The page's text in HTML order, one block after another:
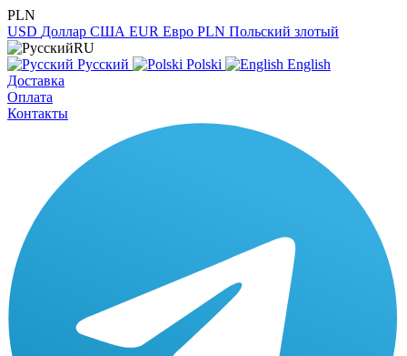
PLN
USD Доллар США EUR Евро PLN Польский злотый
RU
Русский
Polski
English
Доставка
Оплата
Контакты